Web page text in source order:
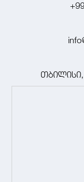
თბილისი,